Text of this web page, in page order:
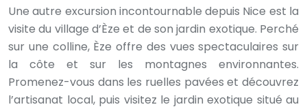
Une autre excursion incontournable depuis Nice est la
visite du village d’Èze et de son jardin exotique. Perché
sur une colline, Èze offre des vues spectaculaires sur
la côte et sur les montagnes environnantes.
Promenez-vous dans les ruelles pavées et découvrez
l’artisanat local, puis visitez le jardin exotique situé au